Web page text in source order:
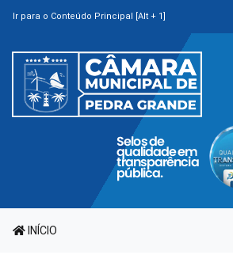
Ir para o Conteúdo Principal [Alt + 1]
INÍCIO